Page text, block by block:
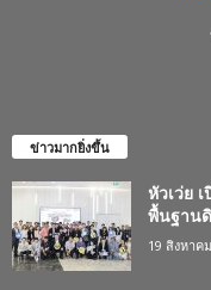
ข่าวมากยิ่งขึ้น
หัวเว่ย
พื้นฐาน
19 สิงหาค